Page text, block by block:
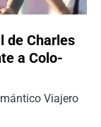
de Charles
a Colo-
Viajero